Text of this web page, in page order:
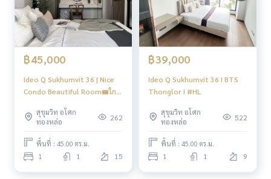
฿45,000
Ideo Q Sukhumvit 36 | Nice
Condo Beautiful Room🚝ใกล้
สุขุมวิท อโศก
ทองหล่อ
262
พื้นที่ : 45.00 ตร.ม.
1 1 15
฿39,000
Ideo Q Sukhumvit 36 I BTS
Thonglor I #HL
สุขุมวิท อโศก
ทองหล่อ
522
พื้นที่ : 45.00 ตร.ม.
1 1 9